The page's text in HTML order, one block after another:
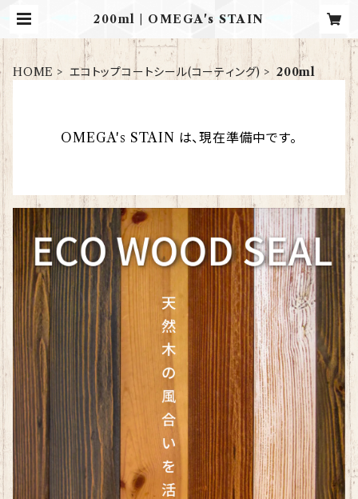
200ml | OMEGA's STAIN
HOME エコトップコートシール(コーティング) 200ml
OMEGA's STAIN は、現在準備中です。